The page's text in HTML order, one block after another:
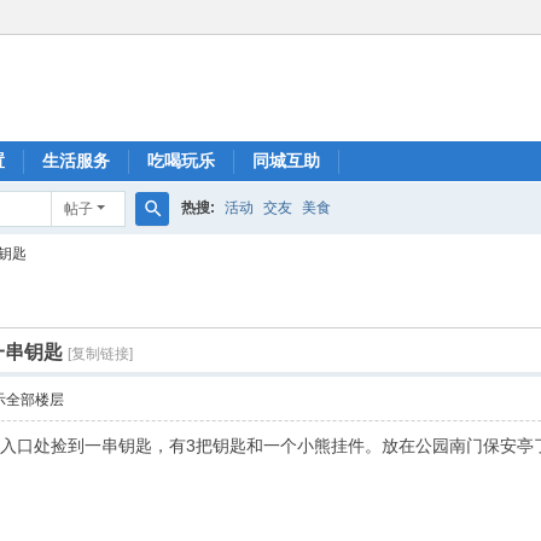
生活服务 吃喝玩乐 同城互助
帖子 热搜: 活动 交友 美食
匙
串钥匙 [复制链接]
全部楼层
口处捡到一串钥匙，有3把钥匙和一个小熊挂件。放在公园南门保安